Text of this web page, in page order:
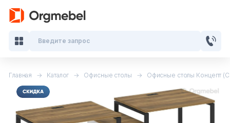
Главная Каталог Офисные столы Офисные столы Концепт
Введите запрос
Кабинеты руководителя
Мебель для персонала